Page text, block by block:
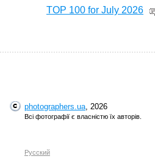
TOP 100 for July 2026
photographers.ua, 2026
Всі фотографії є власністю їх авторів.
Русский